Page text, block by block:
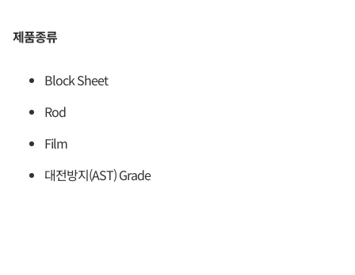
제품종류
Block Sheet
Rod
Film
대전방지(AST) Grade